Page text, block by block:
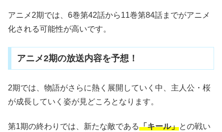
アニメ2期では、6巻第42話から11巻第84話までがアニメ
化される可能性が高いです。
アニメ2期の放送内容を予想！
2期では、物語がさらに熱く展開していく中、主人公・桜
が成長していく姿が見どころとなります。
第1期の終わりでは、新たな敵である「キール」との戦い